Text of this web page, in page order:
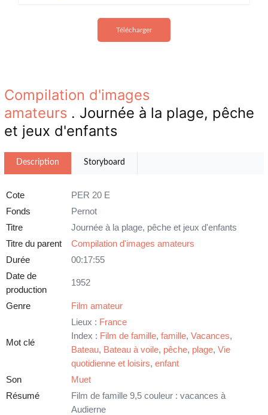
Télécharger
Compilation d'images
amateurs . Journée à la plage, pêche
et jeux d'enfants
Description Storyboard
Cote
PER 20 E
Fonds
Pernot
Titre
Journée à la plage, pêche et jeux d'enfants
Titre du parent
Compilation d'images amateurs
Durée
00:17:55
Date de
production
1952
Genre Film amateur
Mot clé
Lieux : France
Index : Film de famille, famille, Vacances,
Bateau, Bateau à voile, pêche, plage, Vie
quotidienne et loisirs, enfant
Son
Muet
Résumé
Film de famille 9,5 couleur : vacances à
Audierne